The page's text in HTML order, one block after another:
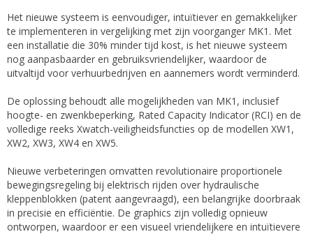
Het nieuwe systeem is eenvoudiger, intuïtiever en gemakkelijker
te implementeren in vergelijking met zijn voorganger MK1. Met
een installatie die 30% minder tijd kost, is het nieuwe systeem
nog aanpasbaarder en gebruiksvriendelijker, waardoor de
uitvaltijd voor verhuurbedrijven en aannemers wordt verminderd.
De oplossing behoudt alle mogelijkheden van MK1, inclusief
hoogte- en zwenkbeperking, Rated Capacity Indicator (RCI) en de
volledige reeks Xwatch-veiligheidsfuncties op de modellen XW1,
XW2, XW3, XW4 en XW5.
Nieuwe verbeteringen omvatten revolutionaire proportionele
bewegingsregeling bij elektrisch rijden over hydraulische
kleppenblokken (patent aangevraagd), een belangrijke doorbraak
in precisie en efficiëntie. De graphics zijn volledig opnieuw
ontworpen, waardoor er een visueel vriendelijkere en intuïtievere